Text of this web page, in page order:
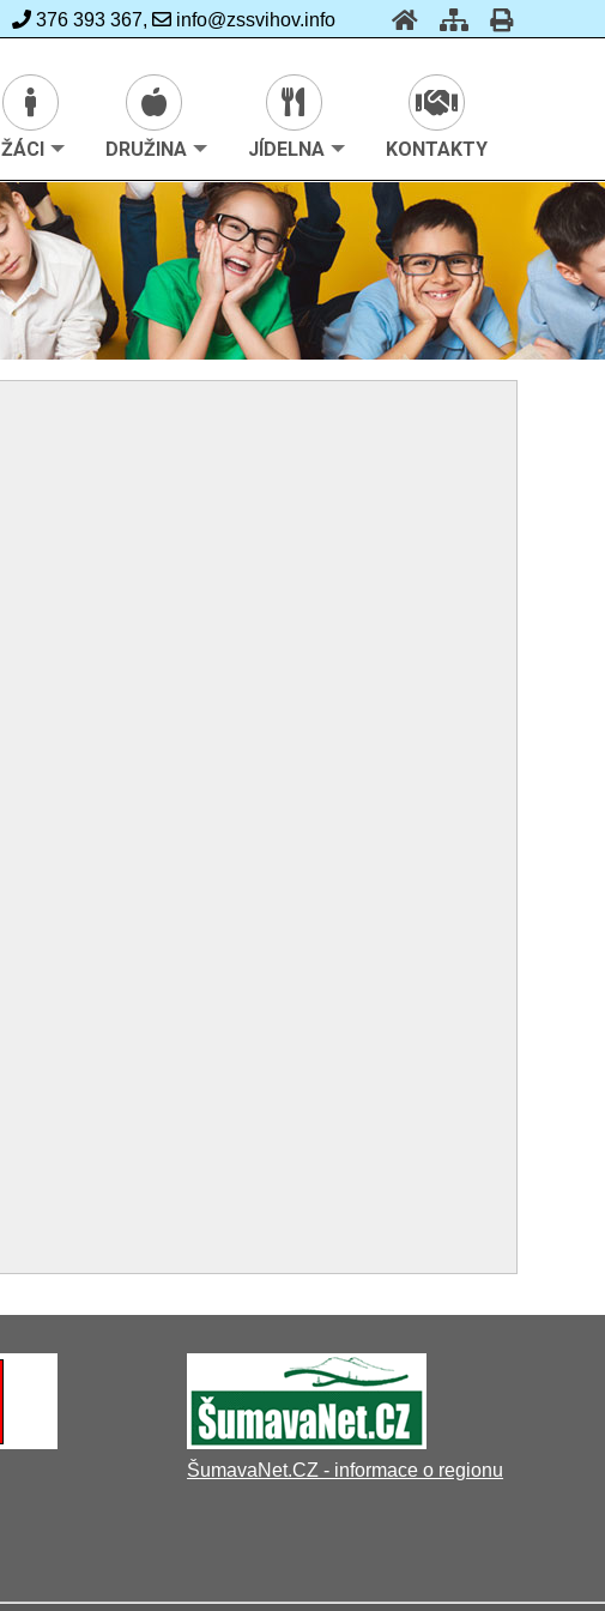
376 393 367, info@zssvihov.info
ŽÁCI DRUŽINA JÍDELNA KONTAKTY
ŠumavaNet.CZ - informace o regionu